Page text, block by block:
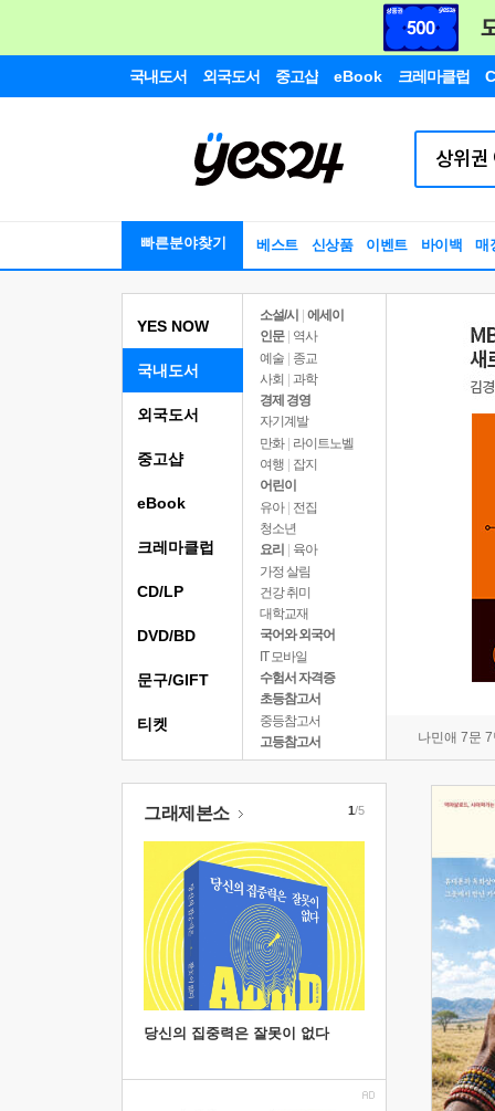
국내도서 외국도서 중고샵 eBook 크레마클럽
빠른분야찾기 베스트 신상품 이벤트 바이백 매
YES NOW
국내도서
소설/시
에세이
인문
역사
예술 | 종교
사회 | 과학
경제 경영
자기계발
만화 | 라이트노벨
여행
잡지
어린이
유아 | 전집
청소년
요리
육아
가정 살림
건강 취미
대학교재
국어와 외국어
IT 모바일
수험서 자격증
초등참고서
중등참고서
고등참고서
나민애 7문
외국도서
중고샵
eBook
크레마클럽
CD/LP
DVD/BD
문구/GIFT
티켓
그래제본소
당신의 집중력은 잘못이 없다
1/5